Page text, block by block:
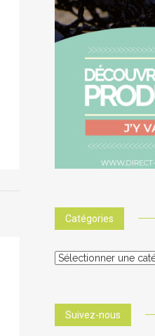
Catégories
Catégories
Suivez-nous